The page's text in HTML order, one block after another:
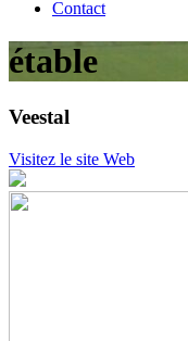
Contact
étable
Veestal
Visitez le site Web